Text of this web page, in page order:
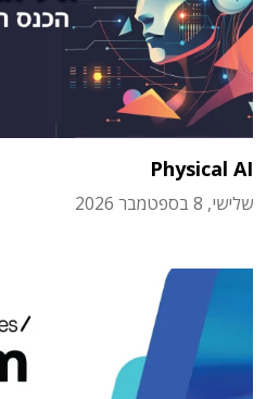
Physical AI
שלישי, 8 בספטמבר 2026